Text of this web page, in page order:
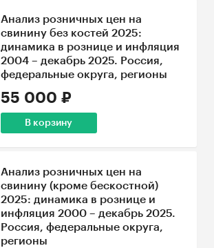
Анализ розничных цен на
свинину без костей 2025:
динамика в рознице и инфляция
2004 – декабрь 2025. Россия,
федеральные округа, регионы
55 000 ₽
В корзину
Анализ розничных цен на
свинину (кроме бескостной)
2025: динамика в рознице и
инфляция 2000 – декабрь 2025.
Россия, федеральные округа,
регионы